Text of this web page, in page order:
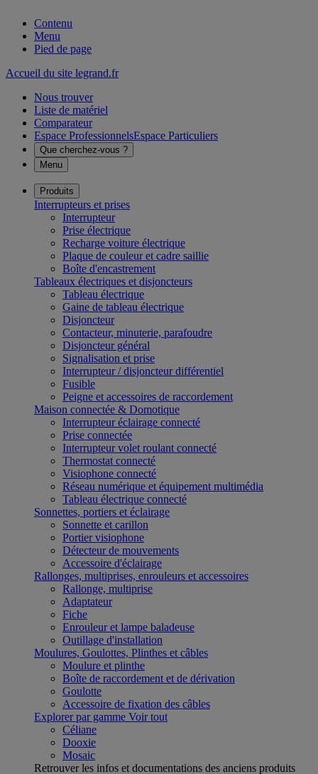
Contenu
Menu
Pied de page
Accueil du site legrand.fr
Nous trouver
Liste de matériel
Comparateur
Espace ProfessionnelsEspace Particuliers
Que cherchez-vous ?
Menu
Produits
Interrupteurs et prises
Interrupteur
Prise électrique
Recharge voiture électrique
Plaque de couleur et cadre saillie
Boîte d'encastrement
Tableaux électriques et disjoncteurs
Tableau électrique
Gaine de tableau électrique
Disjoncteur
Contacteur, minuterie, parafoudre
Disjoncteur général
Signalisation et prise
Interrupteur / disjoncteur différentiel
Fusible
Peigne et accessoires de raccordement
Maison connectée & Domotique
Interrupteur éclairage connecté
Prise connectée
Interrupteur volet roulant connecté
Thermostat connecté
Visiophone connecté
Réseau numérique et équipement multimédia
Tableau électrique connecté
Sonnettes, portiers et éclairage
Sonnette et carillon
Portier visiophone
Détecteur de mouvements
Accessoire d'éclairage
Rallonges, multiprises, enrouleurs et accessoires
Rallonge, multiprise
Adaptateur
Fiche
Enrouleur et lampe baladeuse
Outillage d'installation
Moulures, Goulottes, Plinthes et câbles
Moulure et plinthe
Boîte de raccordement et de dérivation
Goulotte
Accessoire de fixation des câbles
Explorer par gamme Voir tout
Céliane
Dooxie
Mosaic
Retrouver les infos et documentations des anciens produits